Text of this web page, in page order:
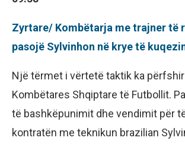
Zyrtare/ Kombëtarja me trajner të
pasojë Sylvinhon në krye të
Një tërmet i vërtetë taktik ka
Kombëtares Shqiptare të Futbollit.
të bashkëpunimit dhe vendimit për
kontratën me teknikun brazilian